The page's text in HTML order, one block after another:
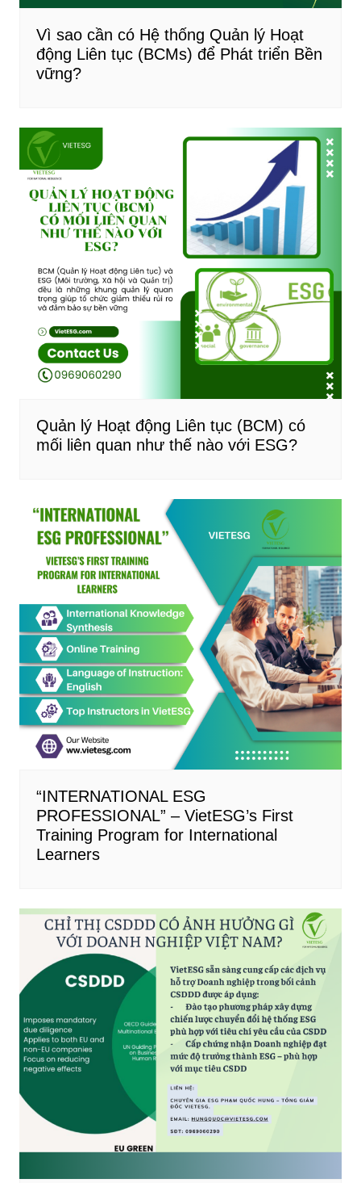
Vì sao cần có Hệ thống Quản lý Hoạt
động Liên tục (BCMs) để Phát triển Bền
vững?
Quản lý Hoạt động Liên tục (BCM) có
mối liên quan như thế nào với ESG?
“INTERNATIONAL ESG
PROFESSIONAL” – VietESG’s First
Training Program for International
Learners